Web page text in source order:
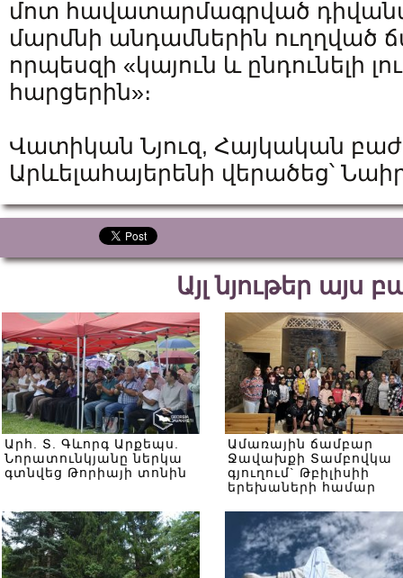
մոտ հավատարմագրված
մարմնի անդամներին ուղղված
որպեսզի «կայուն և ընդունելի
հարցերին»։
Վատիկան Նյուզ, Հայկական
Արևելահայերենի վերածեց՝
Այլ նյութեր այս
Արհ. Տ. Գևորգ Արքեպս.
Նորատունկյանը ներկա
գտնվեց Թորիայի տոնին
Ամառային ճամբար
Ջավախքի Տամբովկա
գյուղում` Թբիլիսիի
երեխաների համար